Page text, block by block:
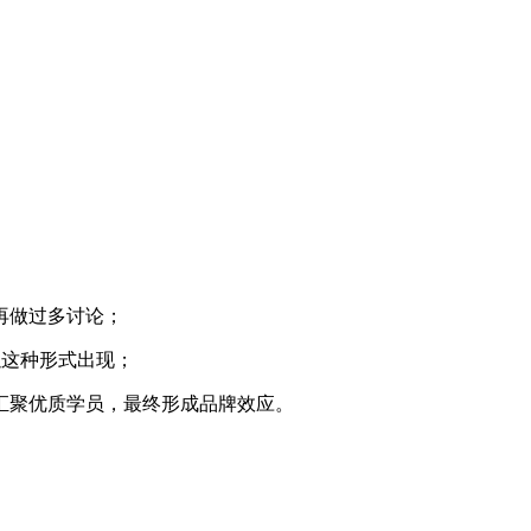
过多讨论；
种形式出现；
优质学员，最终形成品牌效应。